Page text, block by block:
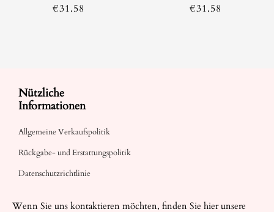
€31.58 €31.58
Nützliche
Informationen
Allgemeine Verkaufspolitik
Rückgabe- und Erstattungspolitik
Datenschutzrichtlinie
Wenn Sie uns kontaktieren möchten, finden Sie hier unsere